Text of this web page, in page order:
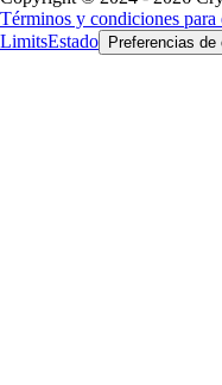
Términos y condiciones para
LimitsEstado Preferencias de